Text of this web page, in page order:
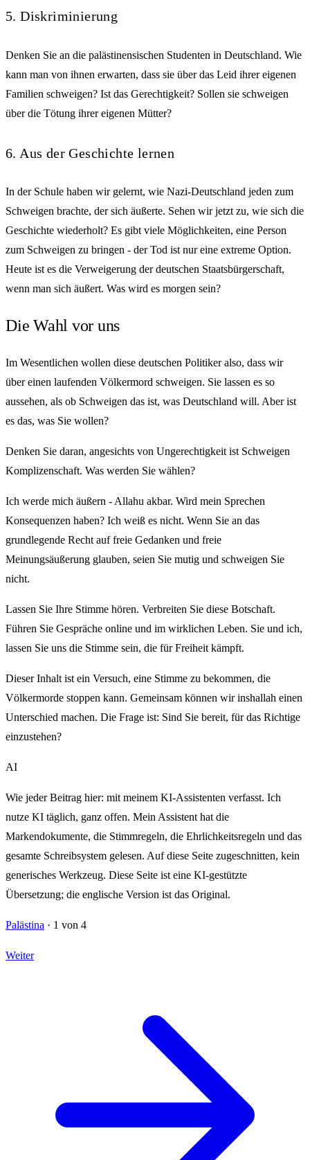
5. Diskriminierung
Denken Sie an die palästinensischen Studenten in Deutschland. Wie
kann man von ihnen erwarten, dass sie über das Leid ihrer eigenen
Familien schweigen? Ist das Gerechtigkeit? Sollen sie schweigen
über die Tötung ihrer eigenen Mütter?
6. Aus der Geschichte lernen
In der Schule haben wir gelernt, wie Nazi-Deutschland jeden zum
Schweigen brachte, der sich äußerte. Sehen wir jetzt zu, wie sich die
Geschichte wiederholt? Es gibt viele Möglichkeiten, eine Person
zum Schweigen zu bringen - der Tod ist nur eine extreme Option.
Heute ist es die Verweigerung der deutschen Staatsbürgerschaft,
wenn man sich äußert. Was wird es morgen sein?
Die Wahl vor uns
Im Wesentlichen wollen diese deutschen Politiker also, dass wir
über einen laufenden Völkermord schweigen. Sie lassen es so
aussehen, als ob Schweigen das ist, was Deutschland will. Aber ist
es das, was Sie wollen?
Denken Sie daran, angesichts von Ungerechtigkeit ist Schweigen
Komplizenschaft. Was werden Sie wählen?
Ich werde mich äußern - Allahu akbar. Wird mein Sprechen
Konsequenzen haben? Ich weiß es nicht. Wenn Sie an das
grundlegende Recht auf freie Gedanken und freie
Meinungsäußerung glauben, seien Sie mutig und schweigen Sie
nicht.
Lassen Sie Ihre Stimme hören. Verbreiten Sie diese Botschaft.
Führen Sie Gespräche online und im wirklichen Leben. Sie und ich,
lassen Sie uns die Stimme sein, die für Freiheit kämpft.
Dieser Inhalt ist ein Versuch, eine Stimme zu bekommen, die
Völkermorde stoppen kann. Gemeinsam können wir inshallah einen
Unterschied machen. Die Frage ist: Sind Sie bereit, für das Richtige
einzustehen?
AI
Wie jeder Beitrag hier: mit meinem KI-Assistenten verfasst. Ich
nutze KI täglich, ganz offen. Mein Assistent hat die
Markendokumente, die Stimmregeln, die Ehrlichkeitsregeln und das
gesamte Schreibsystem gelesen. Auf diese Seite zugeschnitten, kein
generisches Werkzeug. Diese Seite ist eine KI-gestützte
Übersetzung; die englische Version ist das Original.
Palästina · 1 von 4
Weiter